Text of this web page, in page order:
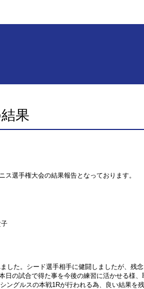
果
ス選手権大会の結果報告となっております。
した。シード選手相手に健闘しましたが、残
日の試合で得た事を今後の練習に活かせる様、
ングルスの本戦1Rが行われる為、良い結果を